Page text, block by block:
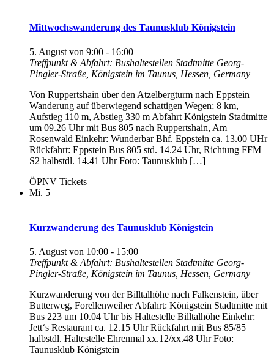
Mittwochswanderung des Taunusklub Königstein
5. August von 9:00 - 16:00
Treffpunkt & Abfahrt: Bushaltestellen Stadtmitte Georg-
Pingler-Straße, Königstein im Taunus, Hessen, Germany
Von Ruppertshain über den Atzelbergturm nach Eppstein
Wanderung auf überwiegend schattigen Wegen; 8 km,
Aufstieg 110 m, Abstieg 330 m Abfahrt Königstein Stadtmitte
um 09.26 Uhr mit Bus 805 nach Ruppertshain, Am
Rosenwald Einkehr: Wunderbar Bhf. Eppstein ca. 13.00 UHr
Rückfahrt: Eppstein Bus 805 std. 14.24 Uhr, Richtung FFM
S2 halbstdl. 14.41 Uhr Foto: Taunusklub […]
ÖPNV Tickets
Mi. 5
Kurzwanderung des Taunusklub Königstein
5. August von 10:00 - 15:00
Treffpunkt & Abfahrt: Bushaltestellen Stadtmitte Georg-
Pingler-Straße, Königstein im Taunus, Hessen, Germany
Kurzwanderung von der Billtalhöhe nach Falkenstein, über
Butterweg, Forellenweiher Abfahrt: Königstein Stadtmitte mit
Bus 223 um 10.04 Uhr bis Haltestelle Billtalhöhe Einkehr:
Jett‘s Restaurant ca. 12.15 Uhr Rückfahrt mit Bus 85/85
halbstdl. Haltestelle Ehrenmal xx.12/xx.48 Uhr Foto:
Taunusklub Königstein